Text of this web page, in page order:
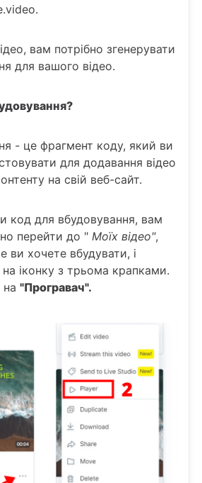
вам потрібно згенерувати
для вашого відео.
- це фрагмент коду, який ви
для додавання відео
на свій веб-сайт.
код для вбудовування, вам
перейти до " Моїх відео",
ви хочете вбудувати, і
іконку з трьома крапками.
на "Програвач".